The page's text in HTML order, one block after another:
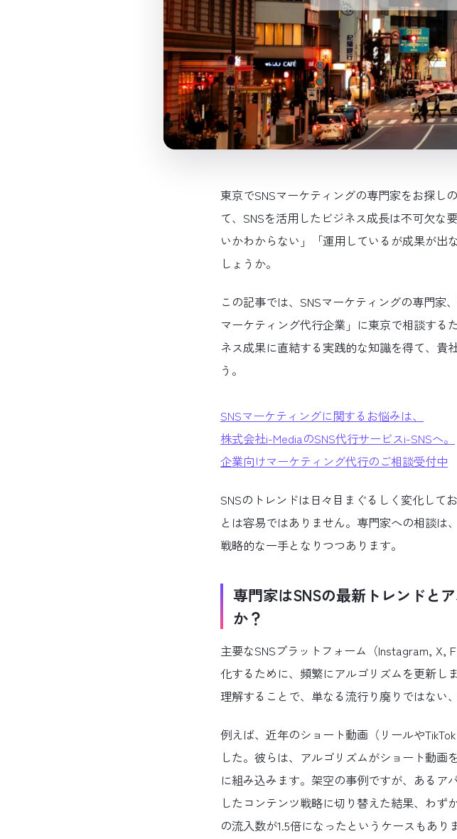
東京でSNSマーケティングの専門家をお探し
て、SNSを活用したビジネス成長は不可欠な
いかわからない」「運用しているが成果が出
しょうか。
この記事では、SNSマーケティングの専門家
マーケティング代行企業」に東京で相談する
ネス成果に直結する実践的な知識を得て、貴
う。
SNSマーケティングに関するお悩みは、
株式会社i-MediaのSNS代行サービスi-SNSへ。
企業向けマーケティング代行のご相談受付中
SNSのトレンドは日々目まぐるしく変化して
とは容易ではありません。専門家への相談は
戦略的な一手となりつつあります。
専門家はSNSの最新トレンドと
か？
主要なSNSプラットフォーム（Instagram, X,
化するために、頻繁にアルゴリズムを更新し
理解することで、単なる流行り廃りではない
例えば、近年のショート動画（リールや
した。彼らは、アルゴリズムがショート動
に組み込みます。架空の事例ですが、あるア
したコンテンツ戦略に切り替えた結果、わず
の流入数が1.5倍になったというケースもあ